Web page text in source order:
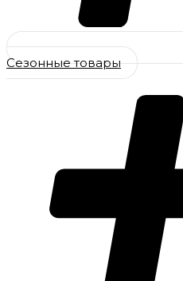
Сезонные товары